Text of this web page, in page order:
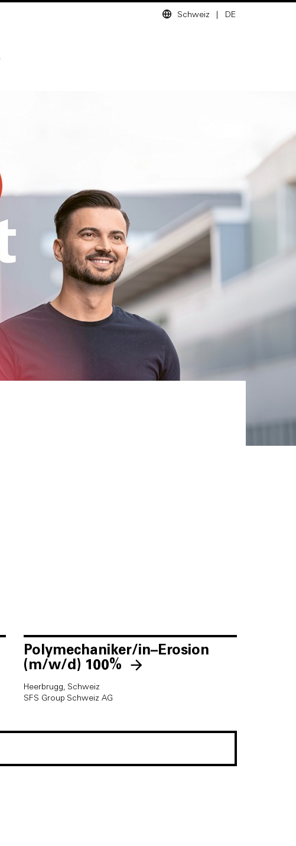
Schweiz DE
Polymechaniker/in–Erosion
(m/w/d) 100%
Heerbrugg, Schweiz
SFS Group Schweiz AG